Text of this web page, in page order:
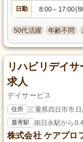
日勤 8:00～
50代活躍 年齢不問
リハビリデイ
求人
デイサービス
住所 三重県四日市市
最寄駅 南日永駅から
株式会社 ケアプロ